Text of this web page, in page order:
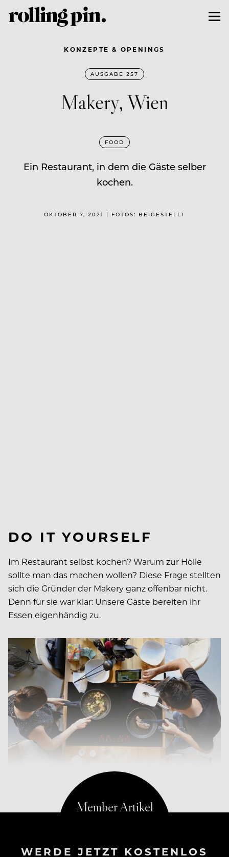
KONZEPTE & OPENINGS
AUSGABE 257
Makery, Wien
FOOD
Ein Restaurant, in dem die Gäste selber
kochen.
OKTOBER 7, 2021 | FOTOS: BEIGESTELLT
DO IT YOURSELF
Im Restaurant selbst kochen? Warum zur Hölle
sollte man das machen wollen? Diese Frage stellten
sich die Gründer der Makery ganz offenbar nicht.
Denn für sie war klar: Unsere Gäste bereiten ihr
Essen eigenhändig zu.
WERDE JETZT KOSTENLOS